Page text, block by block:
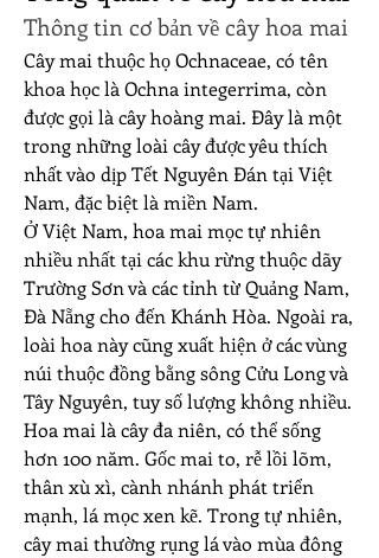
Thông tin cơ bản về cây hoa mai
Cây mai thuộc họ Ochnaceae, có tên
khoa học là Ochna integerrima, còn
được gọi là cây hoàng mai. Đây là một
trong những loài cây được yêu thích
nhất vào dịp Tết Nguyên Đán tại Việt
Nam, đặc biệt là miền Nam.
Ở Việt Nam, hoa mai mọc tự nhiên
nhiều nhất tại các khu rừng thuộc dãy
Trường Sơn và các tỉnh từ Quảng Nam,
Đà Nẵng cho đến Khánh Hòa. Ngoài ra,
loài hoa này cũng xuất hiện ở các vùng
núi thuộc đồng bằng sông Cửu Long và
Tây Nguyên, tuy số lượng không nhiều.
Hoa mai là cây đa niên, có thể sống
hơn 100 năm. Gốc mai to, rễ lồi lõm,
thân xù xì, cành nhánh phát triển
mạnh, lá mọc xen kẽ. Trong tự nhiên,
cây mai thường rụng lá vào mùa đông